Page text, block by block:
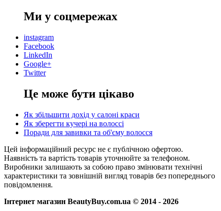
Ми у соцмережах
instagram
Facebook
LinkedIn
Google+
Twitter
Це може бути цікаво
Як збільшити дохід у салоні краси
Як зберегти кучері на волоссі
Поради для завивки та об'єму волосся
Цей інформаційний ресурс не є публічною офертою.
Наявність та вартість товарів уточнюйте за телефоном.
Виробники залишають за собою право змінювати технічні
характеристики та зовнішній вигляд товарів без попереднього
повідомлення.
Інтернет магазин BeautyBuy.com.ua © 2014 - 2026